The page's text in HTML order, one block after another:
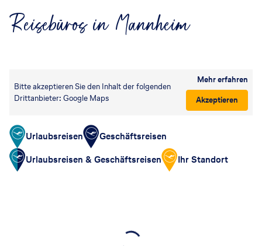
Reisebüros in Mannheim
Bitte akzeptieren Sie den Inhalt der folgenden
Drittanbieter: Google Maps
Mehr erfahren
Akzeptieren
Urlaubsreisen
Geschäftsreisen
Urlaubsreisen & Geschäftsreisen
Ihr Standort